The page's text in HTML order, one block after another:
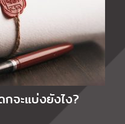
จะแบ่งยังไง?